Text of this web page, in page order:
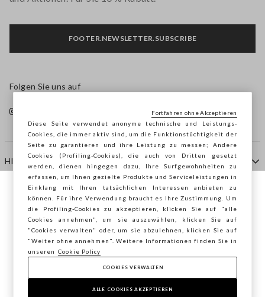
HILFE
AGENTUR
KONTAKTE
FOOTER.NEWSLETTER.SUBSCRIBE
Folgen Sie uns auf
Copyright © Ovs S.p.A. MwSt.-Nr. 04240010274 - Kap.
Kap. 290.923.470 -2.4.0
Sie surfen auf der Seite von STEFANEL
Österreich, möchten Sie Ihren Standort
speichern?
BESTÄTIGEN
Diese Seite verwendet anonyme technische und Leistungs-
Cookies, die immer aktiv sind, um die Funktionstüchtigkeit der
Seite zu garantieren und ihre Leistung zu messen; Andere
Cookies (Profiling-Cookies), die auch von Dritten gesetzt
werden, dienen hingegen dazu, Ihre Surfgewohnheiten zu
erfassen, um Ihnen gezielte Produkte und Serviceleistungen in
Einklang mit Ihren tatsächlichen Interessen anbieten zu
können. Für ihre Verwendung braucht es Ihre Zustimmung. Um
die Profiling-Cookies zu akzeptieren, klicken Sie auf "alle
Cookies annehmen", um sie auszuwählen, klicken Sie auf
"Cookies verwalten" oder, um sie abzulehnen, klicken Sie auf
"Weiter ohne annehmen". Weitere Informationen finden Sie in
unseren
Cookie Policy
COOKIES VERWALTEN
ALLE COOKIES AKZEPTIEREN
Fortfahren ohne Akzeptieren